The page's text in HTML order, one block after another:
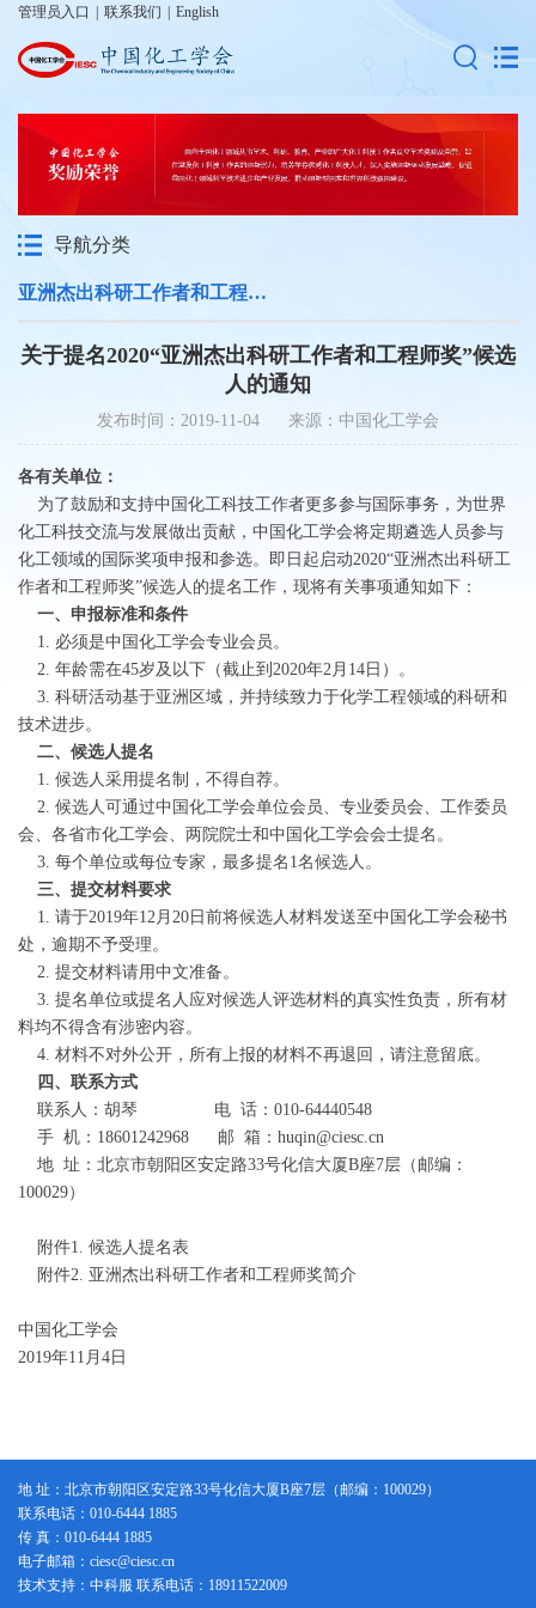
管理员入口 联系我们 English
导航分类
亚洲杰出科研工作者和工程师奖
关于提名2020“亚洲杰出科研工作者和工程师奖”候选
人的通知
发布时间：2019-11-04 来源：中国化工学会
各有关单位：
为了鼓励和支持中国化工科技工作者更多参与国际事务，为世界
化工科技交流与发展做出贡献，中国化工学会将定期遴选人员参与
化工领域的国际奖项申报和参选。即日起启动2020“亚洲杰出科研工
作者和工程师奖”候选人的提名工作，现将有关事项通知如下：
一、申报标准和条件
1. 必须是中国化工学会专业会员。
2. 年龄需在45岁及以下（截止到2020年2月14日）。
3. 科研活动基于亚洲区域，并持续致力于化学工程领域的科研和
技术进步。
二、候选人提名
1. 候选人采用提名制，不得自荐。
2. 候选人可通过中国化工学会单位会员、专业委员会、工作委员
会、各省市化工学会、两院院士和中国化工学会会士提名。
3. 每个单位或每位专家，最多提名1名候选人。
三、提交材料要求
1. 请于2019年12月20日前将候选人材料发送至中国化工学会秘书
处，逾期不予受理。
2. 提交材料请用中文准备。
3. 提名单位或提名人应对候选人评选材料的真实性负责，所有材
料均不得含有涉密内容。
4. 材料不对外公开，所有上报的材料不再退回，请注意留底。
四、联系方式
联系人：胡琴 电 话：010-64440548
手 机：18601242968 邮 箱：huqin@ciesc.cn
地 址：北京市朝阳区安定路33号化信大厦B座7层（邮编：
100029）
附件1. 候选人提名表
附件2. 亚洲杰出科研工作者和工程师奖简介
中国化工学会
2019年11月4日
地 址：北京市朝阳区安定路33号化信大厦B座7层（邮编：100029）
联系电话：010-6444 1885
传 真：010-6444 1885
电子邮箱：ciesc@ciesc.cn
技术支持：中科服 联系电话：18911522009